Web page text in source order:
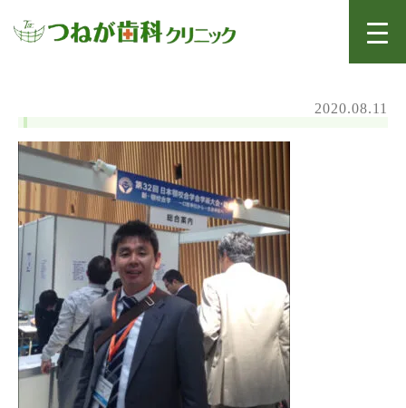
2020.08.11